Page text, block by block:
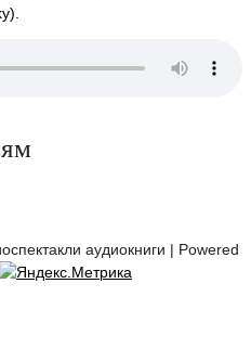
аудиокниги | Powered